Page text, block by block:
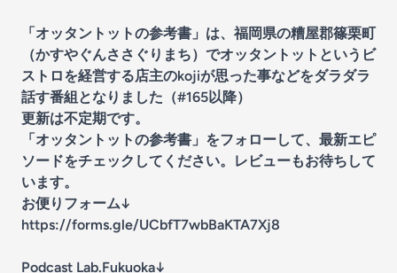
「オッタントットの参考書」は、福岡県の糟屋郡篠栗町
（かすやぐんささぐりまち）でオッタントットというビ
ストロを経営する店主のkojiが思った事などをダラダラ
話す番組となりました（#165以降）
更新は不定期です。
「オッタントットの参考書」をフォローして、最新エピ
ソードをチェックしてください。レビューもお待ちして
います。
お便りフォーム↓
https://forms.gle/UCbfT7wbBaKTA7Xj8
Podcast Lab.Fukuoka↓